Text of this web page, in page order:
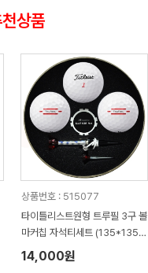
상품
상품번호 : 515077
타이틀리스트원형 트루필 3구 볼
마커칩 자석티세트 (135*135*
45mm)
14,000원